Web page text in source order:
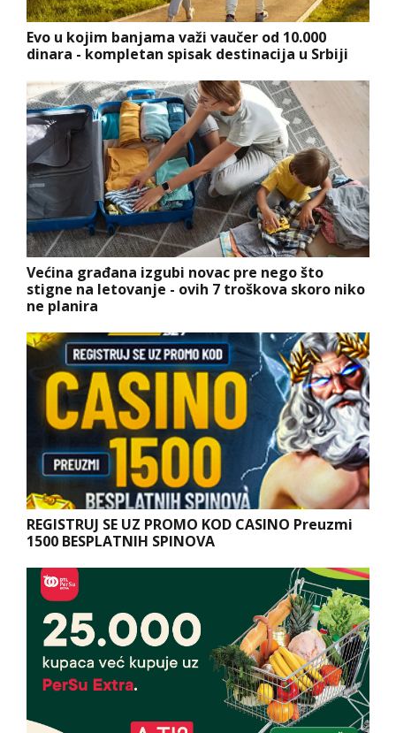
Evo u kojim banjama važi vaučer od 10.000
dinara - kompletan spisak destinacija u Srbiji
Većina građana izgubi novac pre nego što
stigne na letovanje - ovih 7 troškova skoro niko
ne planira
REGISTRUJ SE UZ PROMO KOD CASINO Preuzmi
1500 BESPLATNIH SPINOVA